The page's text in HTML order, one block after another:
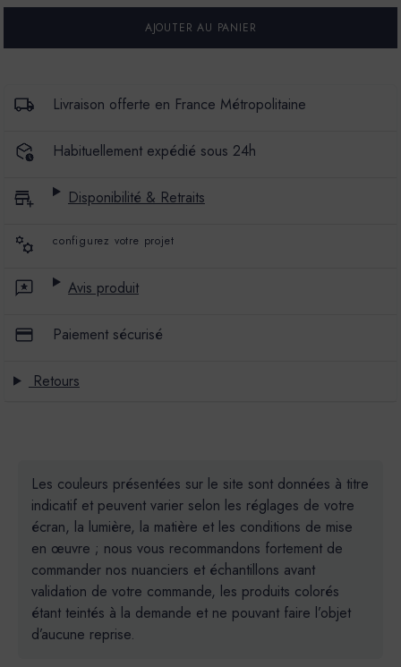
POUR
ENDUIT
COLORÉ
COULEUR
POUR
ENDUIT
COLORÉ
-
COULEUR
Livraison offerte en France Métropolitaine
Habituellement expédié sous 24h
Disponibilité & Retraits
configurez votre projet
Avis produit
Paiement sécurisé
Retours
Les couleurs présentées sur le site sont données à titre
indicatif et peuvent varier selon les réglages de votre
écran, la lumière, la matière et les conditions de mise
en œuvre ; nous vous recommandons fortement de
commander nos nuanciers et échantillons avant
validation de votre commande, les produits colorés
étant teintés à la demande et ne pouvant faire l’objet
d’aucune reprise.